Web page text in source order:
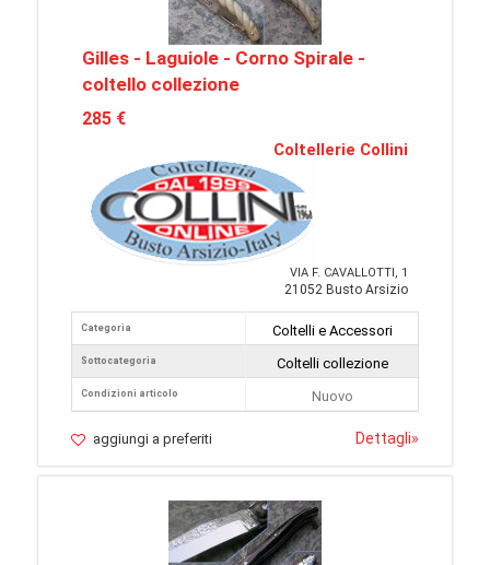
Gilles - Laguiole - Corno Spirale -
coltello collezione
285 €
Coltellerie Collini
VIA F. CAVALLOTTI, 1
21052 Busto Arsizio
Categoria
Sottocategoria
Condizioni articolo
Coltelli e Accessori
Coltelli collezione
Nuovo
aggiungi a preferiti Dettagli»